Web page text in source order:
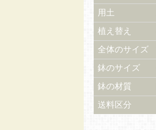
用土
植え替え
全体のサイズ
鉢のサイズ
鉢の材質
送料区分